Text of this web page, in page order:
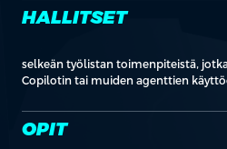
HALLITSET
selkeän työlistan toimenpiteistä,
Copilotin tai muiden agenttien
OPIT